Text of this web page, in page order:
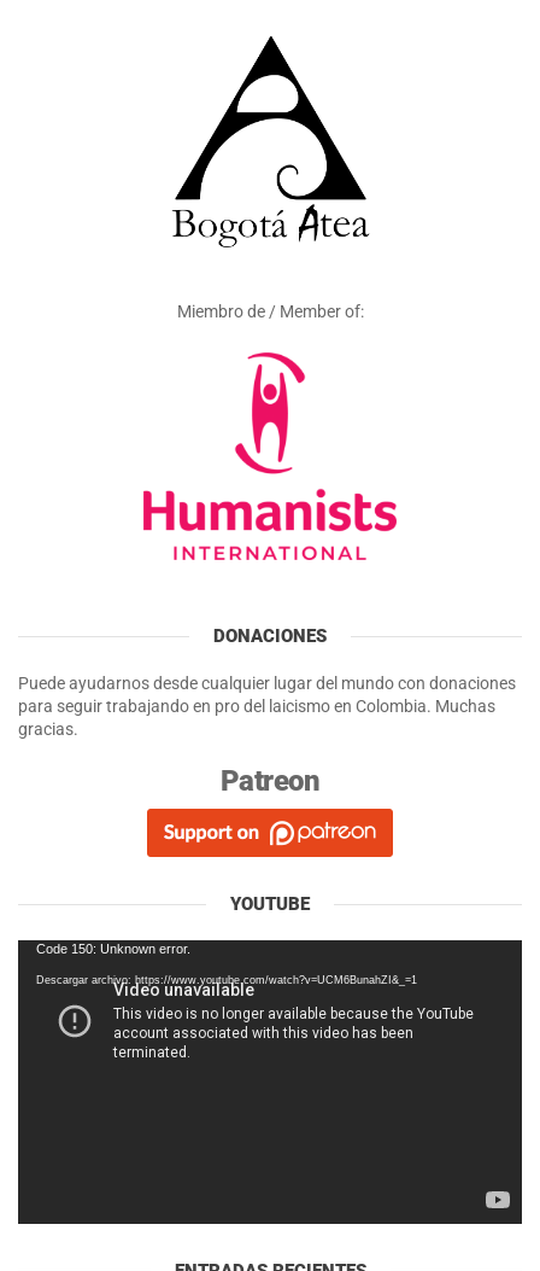
Miembro de / Member of:
DONACIONES
Puede ayudarnos desde cualquier lugar del mundo con donaciones
para seguir trabajando en pro del laicismo en Colombia. Muchas
gracias.
Patreon
YOUTUBE
Reproductor
Code 150: Unknown error.
Descargar archivo: https://www.youtube.com/watch?v=UCM6BunahZI&_=1